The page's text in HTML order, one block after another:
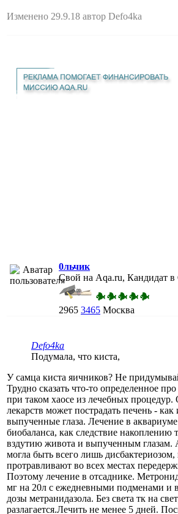
Изменено 29.9.18 автор Defo4ka
0льчик
Свой на Aqa.ru, Кандидат в
2965 3465 Москва
Defo4ka
Подумала, что киста,
У самца киста яичников? Не
Трудно сказать что-то определенное про
при таком хаосе из лечебных
лекарств может пострадать печень - как
выпученные глаза. Лечение в
биобаланса, как следствие накоплению
вздутию живота и выпученным глазам.
могла быть всего лишь
протравливают во всех местах
Поэтому лечение в отсаднике.
мг на 20л с ежедневными подменами и
дозы метранидазола. Без света тк на
разлагается.Лечить не менее 5 дней.